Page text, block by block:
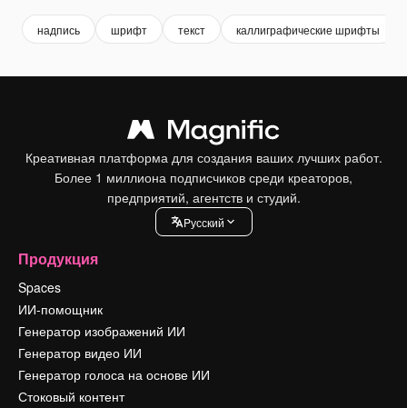
надпись шрифт текст каллиграфические шрифты
Креативная платформа для создания ваших лучших работ.
Более 1 миллиона подписчиков среди креаторов,
предприятий, агентств и студий.
Pусский
Продукция
Spaces
ИИ-помощник
Генератор изображений ИИ
Генератор видео ИИ
Генератор голоса на основе ИИ
Стоковый контент